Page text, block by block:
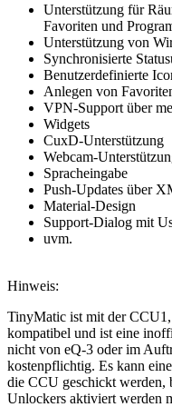
Unterstützung für
Favoriten und
Unterstützung von
Synchronisierte
Benutzerdefinierte
Anlegen von
VPN-Support über
Widgets
CuxD-Unterstützung
Webcam-
Spracheingabe
Push-Updates über
Material-Design
Support-Dialog mit
uvm.
Hinweis:
TinyMatic ist mit der
kompatibel und ist eine
nicht von eQ-3 oder im
kostenpflichtig. Es kann
die CCU geschickt werden,
Unlockers aktiviert werden